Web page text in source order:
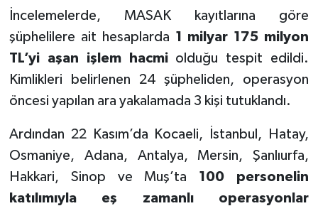
İncelemelerde, MASAK kayıtlarına göre
şüphelilere ait hesaplarda 1 milyar 175 milyon
TL’yi aşan işlem hacmiolduğu tespit edildi.
Kimlikleri belirlenen 24 şüpheliden, operasyon
öncesi yapılan ara yakalamada 3 kişi tutuklandı.
Ardından 22 Kasım’da Kocaeli, İstanbul, Hatay,
Osmaniye, Adana, Antalya, Mersin, Şanlıurfa,
Hakkari, Sinop ve Muş’ta 100 personelin
katılımıyla eş zamanlı operasyonlar